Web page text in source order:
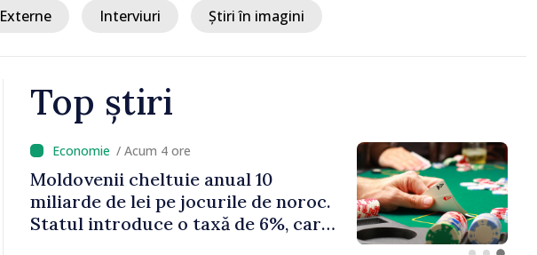
Externe Interviuri Știri în imagini
Top știri
/ Acum 2 ore
Energocom: Deficit de energie
electrică în orele de vârf;
consumatorii sunt îndemnați să